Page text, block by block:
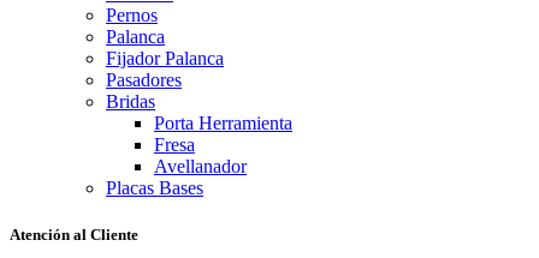
Pernos
Palanca
Fijador Palanca
Pasadores
Bridas
Porta Herramienta
Fresa
Avellanador
Placas Bases
Atención al Cliente